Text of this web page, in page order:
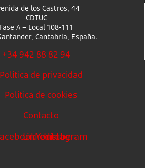
de los Castros, 44
-CDTUC-
Fase A – Local 108-111
Cantabria, España.
+34 942 88 82 94
Política de privacidad
Política de cookies
Contacto
Linkedin
Youtube
Instagram